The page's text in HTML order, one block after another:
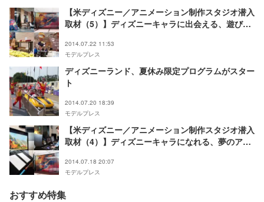
【米ディズニー／アニメーション制作スタジオ潜入
取材（5）】ディズニーキャラに出会える、遊び心
2014.07.22 11:53
モデルプレス
ディズニーランド、夏休み限定プログラムがスター
ト
2014.07.20 18:39
モデルプレス
【米ディズニー／アニメーション制作スタジオ潜入
取材（4）】ディズニーキャラになれる、夢のアフ
2014.07.18 20:07
モデルプレス
おすすめ特集